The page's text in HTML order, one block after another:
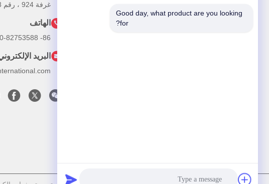
غرفة 924 ، رقم 813 Yinxiu Road ، مدينة Wuxi ، Jiangsu ، الصين
الهاتف
86- 510-82753588
البريد
Good day, what product are you looking
for?